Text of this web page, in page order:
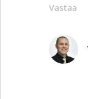
Vastaa